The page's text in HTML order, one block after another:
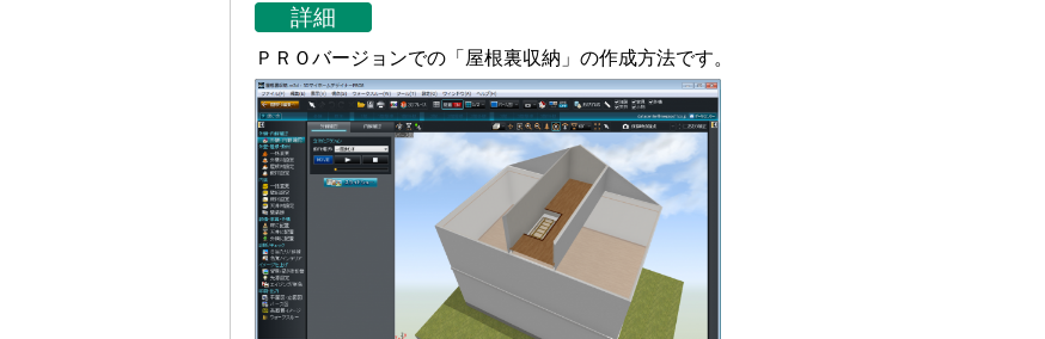
詳細
ＰＲＯバージョンでの「屋根裏収納」の作成方法です。